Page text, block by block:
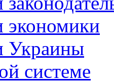
экономики
Украины
системе